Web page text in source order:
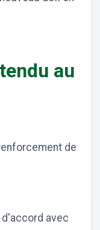
au
de
avec